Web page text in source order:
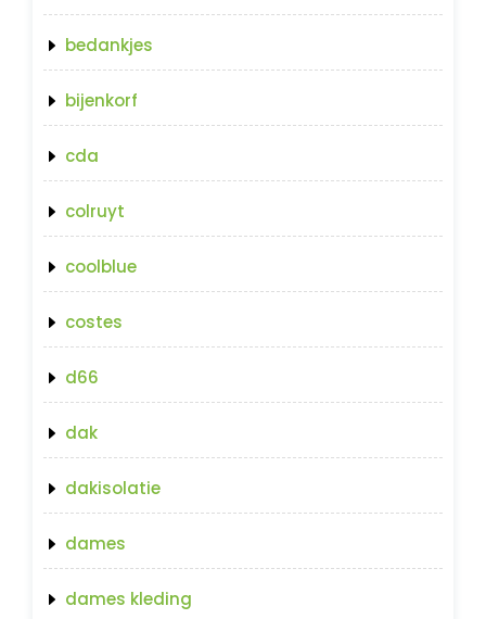
bedankjes
bijenkorf
cda
colruyt
coolblue
costes
d66
dak
dakisolatie
dames
dames kleding